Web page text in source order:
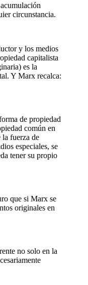
circunstancia.
y los medios
capitalista
es la
Y Marx recalca:
de propiedad
común en
la fuerza de
especiales, se
tener su propio
que si Marx se
originales en
no solo en la